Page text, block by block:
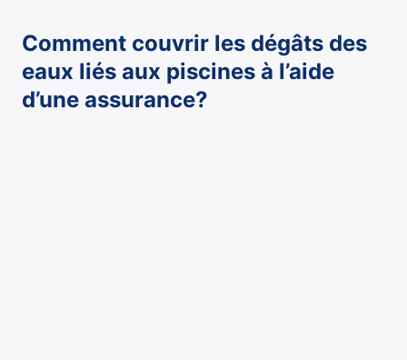
Comment couvrir les dégâts des
eaux liés aux piscines à l’aide
d’une assurance?